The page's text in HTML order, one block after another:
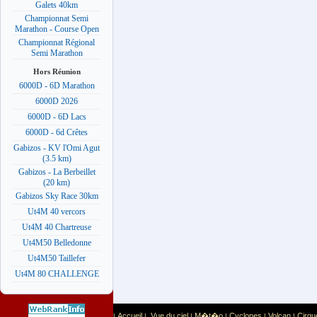
Galets 40km
Championnat Semi
Marathon - Course Open
Championnat Régional
Semi Marathon
Hors Réunion
6000D - 6D Marathon
6000D 2026
6000D - 6D Lacs
6000D - 6d Crêtes
Gabizos - KV l'Omi Agut
(3.5 km)
Gabizos - La Berbeillet
(20 km)
Gabizos Sky Race 30km
Ut4M 40 vercors
Ut4M 40 Chartreuse
Ut4M50 Belledonne
Ut4M50 Taillefer
Ut4M 80 CHALLENGE